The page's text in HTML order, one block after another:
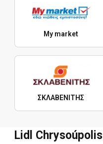
My market
ΣΚΛΑΒΕΝΙΤΗΣ
Lidl Chrysoúpolis